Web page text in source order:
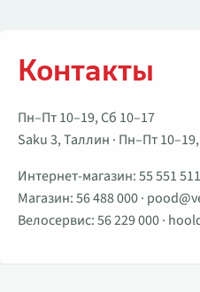
Контакты
Пн–Пт 10–19, Сб 10–17
Saku 3, Таллин · Пн–Пт
Интернет-магазин:55 551 511
Магазин:56 488 000·
Велосервис:56 229 000·